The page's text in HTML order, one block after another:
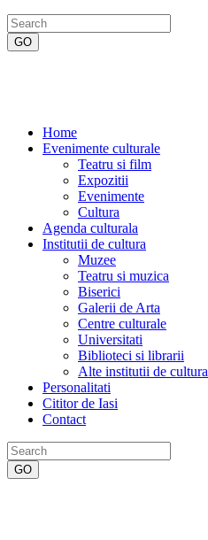
Home
Evenimente culturale
Teatru si film
Expozitii
Evenimente
Cultura
Agenda culturala
Institutii de cultura
Muzee
Teatru si muzica
Biserici
Galerii de Arta
Centre culturale
Universitati
Biblioteci si librarii
Alte institutii de cultura
Personalitati
Cititor de Iasi
Contact